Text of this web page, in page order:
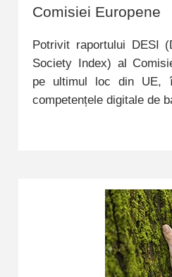
Comisiei Europene
Potrivit raportului DESI
Society Index) al
pe ultimul loc din UE,
competențele digitale de